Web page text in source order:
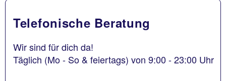
Telefonische Beratung
Wir sind für dich da!
Täglich (Mo - So & feiertags) von 9:00 - 23:00 Uhr